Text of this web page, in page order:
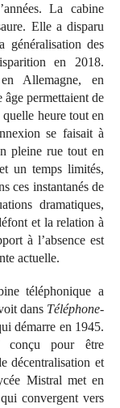
La cabine
Elle a disparu
généralisation des
en 2018.
Allemagne, en
âge permettaient de
quelle heure tout en
se faisait à
pleine rue tout en
un temps limités,
ces instantanés de
dramatiques,
et la relation à
à l’absence est
actuelle.
téléphonique a
dans Téléphone-
démarre en 1945.
conçu pour être
décentralisation et
Mistral met en
convergent vers